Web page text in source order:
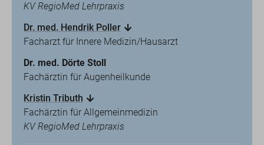
KV RegioMed Lehrpraxis
Dr. med. Hendrik Poller
Facharzt für Innere Medizin/Hausarzt
Dr. med. Dörte Stoll
Fachärztin für Augenheilkunde
Kristin Tributh
Fachärztin für Allgemeinmedizin
KV RegioMed Lehrpraxis